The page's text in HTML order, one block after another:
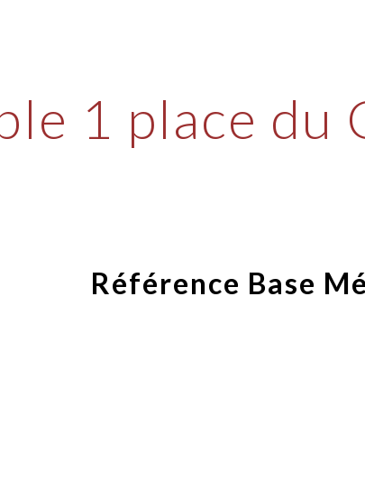
1 place du
Référence Base